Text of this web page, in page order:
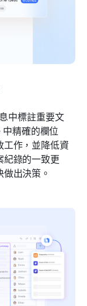
中標註重要文
精確的欄位
作，並降低資
錄的一致更
出決策。